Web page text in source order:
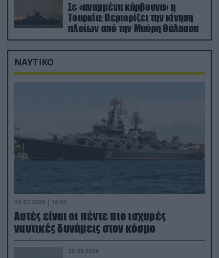
Σε «αναμμένα κάρβουνα» η
Τουρκία: Περιορίζει την κίνηση
πλοίων από την Μαύρη Θάλασσα
ΝΑΥΤΙΚΟ
15.07.2026 | 16:03
Aυτές είναι οι πέντε πιο ισχυρές
ναυτικές δυνάμεις στον κόσμο
30.06.2026